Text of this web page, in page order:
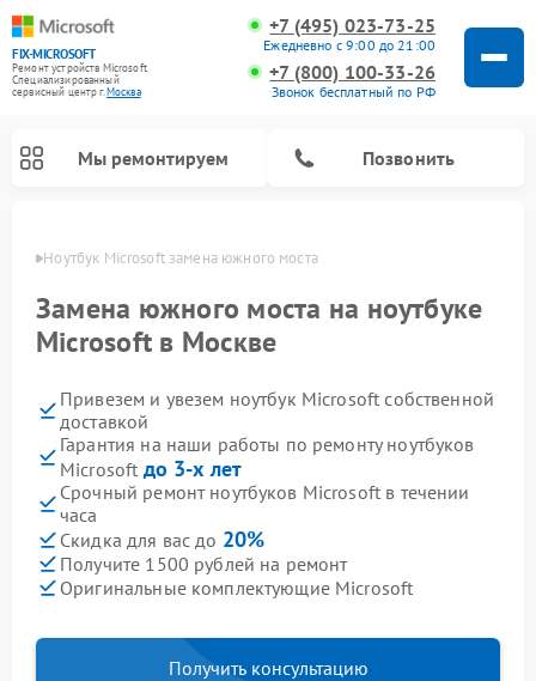
FIX-MICROSOFT
Ремонт устройств Microsoft
Специализированный
cервисный центр г.Москва
+7 (495) 023-73-25
Ежедневно с 9:00 до 21:00
+7 (800) 100-33-26
Звонок бесплатный по РФ
Мы ремонтируем Позвонить
Ноутбук Microsoft замена южного моста
Замена южного моста на ноутбуке
Microsoft в Москве
Привезем и увезем ноутбук Microsoft собственной
доставкой
Гарантия на наши работы по ремонту ноутбуков
Microsoft до 3-х лет
Срочный ремонт ноутбуков Microsoft в течении
часа
Скидка для вас до 20%
Получите 1500 рублей на ремонт
Оригинальные комплектующие Microsoft
Получить консультацию